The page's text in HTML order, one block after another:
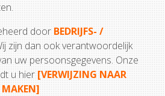
doorBEDRIJFS- /
zijn dan ook verantwoordelijk
uw persoonsgegevens. Onze
u hier[VERWIJZING NAAR